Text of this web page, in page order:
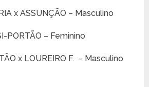
x ASSUNÇÃO – Masculino
PORTÃO – Feminino
x LOUREIRO F. – Masculino